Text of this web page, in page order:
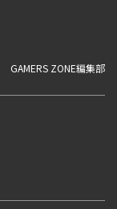
GAMERS ZONE編集部